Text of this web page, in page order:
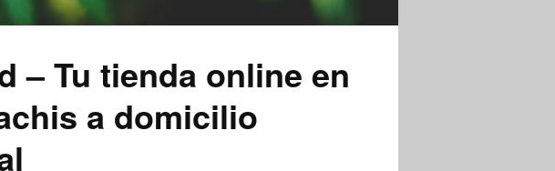
– Tu tienda online en
a domicilio